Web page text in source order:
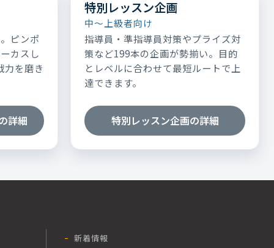
ピンポ
カスし
力を磨き
詳細
特別レッスン企画
中～上級者向け
指導員・準指導員対策やプライズ対
策など199本の企画が勢揃い。目的
とレベルに合わせて最短ルートで上
達できます。
特別レッスン企画の詳細
新着情報